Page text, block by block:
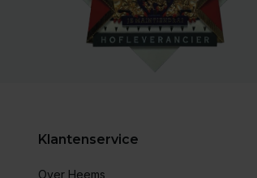
Klantenservice
Over Heems